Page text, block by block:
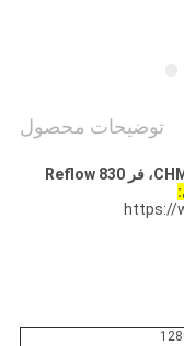
توضیحات محصول
https://